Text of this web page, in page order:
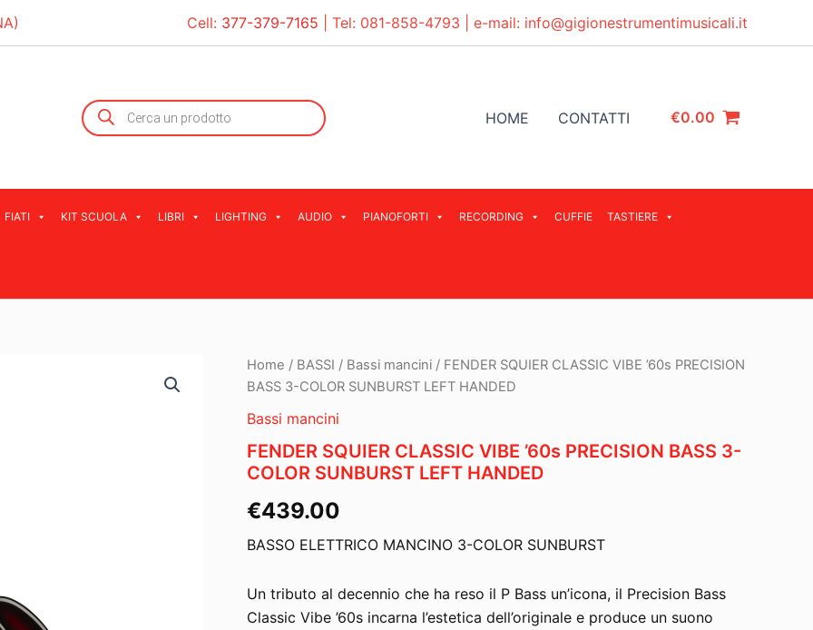
Cell: 377-379-7165 | Tel: 081-858-4793 | e-mail: info@gigionestrumentimusicali.it
Products
search
HOME CONTATTI €0.00
FIATI KIT SCUOLA LIBRI LIGHTING AUDIO PIANOFORTI RECORDING CUFFIE TASTIERE
Home / BASSI / Bassi mancini / FENDER SQUIER CLASSIC VIBE ’60s PRECISION
BASS 3-COLOR SUNBURST LEFT HANDED
Bassi mancini
FENDER SQUIER CLASSIC VIBE ’60s PRECISION BASS 3-
COLOR SUNBURST LEFT HANDED
€439.00
BASSO ELETTRICO MANCINO 3-COLOR SUNBURST
Un tributo al decennio che ha reso il P Bass un’icona, il Precision Bass
Classic Vibe ’60s incarna l’estetica dell’originale e produce un suono